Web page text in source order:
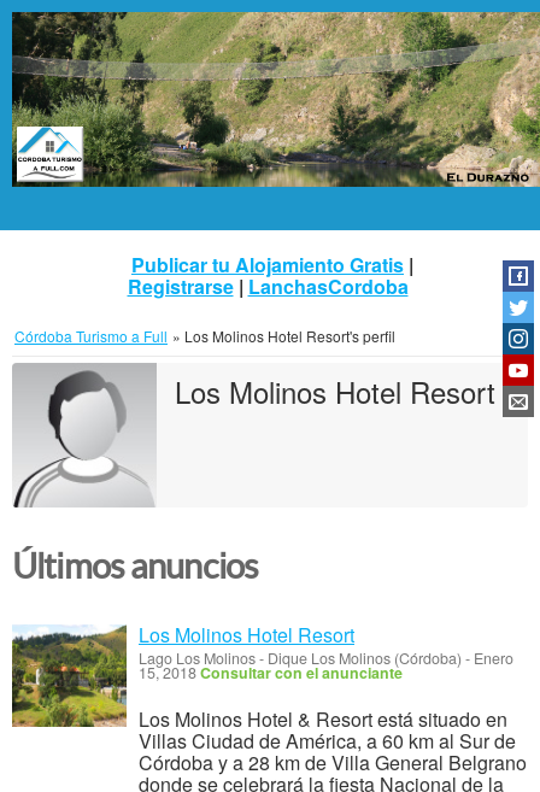
Publicar tu Alojamiento Gratis |
Registrarse| LanchasCordoba
Córdoba Turismo a Full » Los Molinos Hotel Resort's perfil
Los Molinos Hotel Resort
Últimos anuncios
Los Molinos Hotel Resort
Lago Los Molinos- Dique Los Molinos (Córdoba) - Enero
15, 2018Consultar con el anunciante
Los Molinos Hotel & Resort está situado en
Villas Ciudad de América, a 60 km al Sur de
Córdoba y a 28 km de Villa General Belgrano
donde se celebrará la fiesta Nacional de la